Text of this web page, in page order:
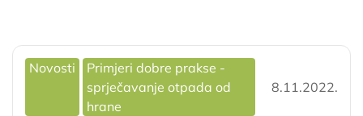
Novosti
Primjeri dobre prakse -
sprječavanje otpada od
hrane
8.11.2022.